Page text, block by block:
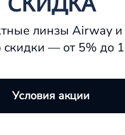
чёткой и
линзы в блистере,
закрывают
линзы Airway и
скидки — от 5% до
Условия акции